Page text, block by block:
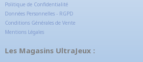
Politique de Confidentialité
Données Personnelles - RGPD
Conditions Générales de Vente
Mentions Légales
Les Magasins UltraJeux :